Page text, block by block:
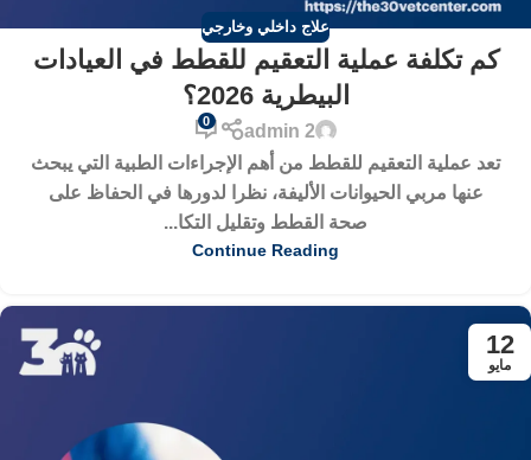
علاج داخلي وخارجي
كم تكلفة عملية التعقيم للقطط في العيادات
البيطرية 2026؟
admin 2
0
تعد عملية التعقيم للقطط من أهم الإجراءات الطبية التي يبحث
عنها مربي الحيوانات الأليفة، نظرا لدورها في الحفاظ على
صحة القطط وتقليل التكا...
Continue Reading
12
مايو